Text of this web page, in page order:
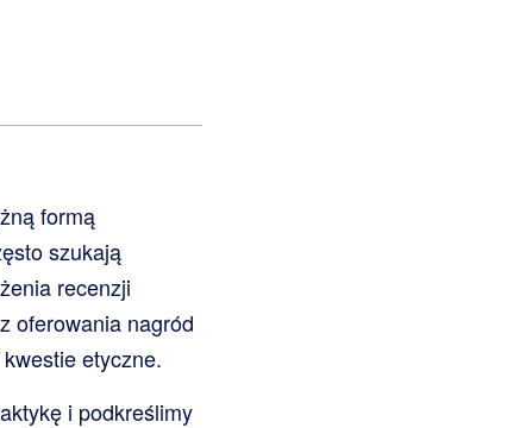
formą
szukają
recenzji
oferowania nagród
etyczne.
i podkreślimy